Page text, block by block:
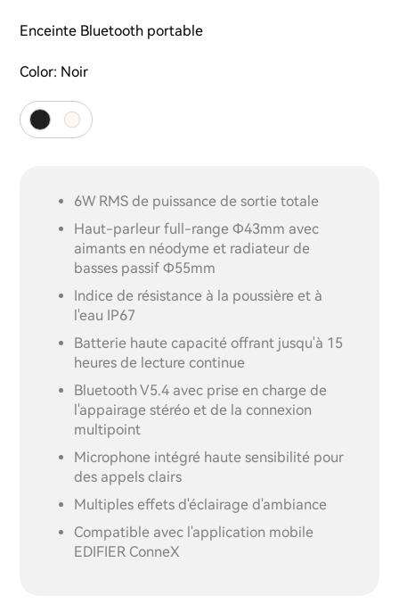
Enceinte Bluetooth portable
Color: Noir
6W RMS de puissance de sortie totale
Haut-parleur full-range Φ43mm avec
aimants en néodyme et radiateur de
basses passif Φ55mm
Indice de résistance à la poussière et à
l'eau IP67
Batterie haute capacité offrant jusqu'à 15
heures de lecture continue
Bluetooth V5.4 avec prise en charge de
l'appairage stéréo et de la connexion
multipoint
Microphone intégré haute sensibilité pour
des appels clairs
Multiples effets d'éclairage d'ambiance
Compatible avec l'application mobile
EDIFIER ConneX